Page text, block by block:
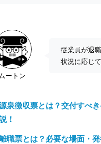
ムートン
従業員が退
状況に応じ
泉徴収票とは？交付すべ
！
職票とは？必要な場面・